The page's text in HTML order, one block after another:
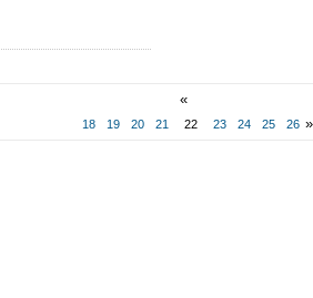
«
18 19 20 21 22 23 24 25 26 »